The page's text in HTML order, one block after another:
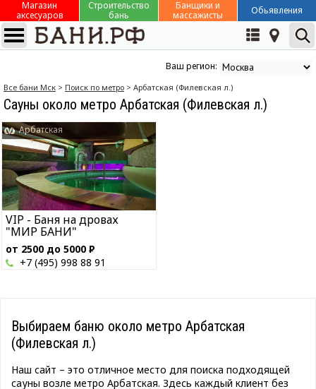
Магазин
аксесуаров
Строительство
бань
Банщики и
массажисты
Обьявления
Ваш регион:
Все бани Мск > Поиск по метро > Арбатская (Филевская л.)
Сауны около метро Арбатская (Филевская л.)
VIP - Баня на дровах
"МИР БАНИ"
от 2500 до 5000 Р
Арбатская
+7 (495) 998 88 91
Выбираем баню около метро Арбатская
(Филевская л.)
Наш сайт – это отличное место для поиска подходящей
сауны возле метро Арбатская. Здесь каждый клиент без